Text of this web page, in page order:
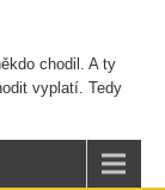
chodil. A ty
vyplatí. Tedy